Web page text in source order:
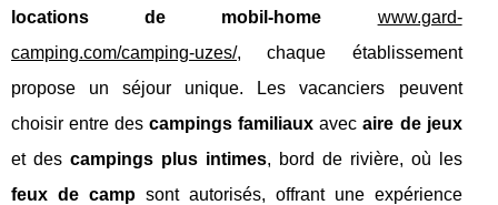
locations de mobil-home www.gard-
camping.com/camping-uzes/, chaque établissement
propose un séjour unique. Les vacanciers peuvent
choisir entre descampings familiaux avecaire de jeux
et des campings plus intimes, bord de rivière, où les
feux de campsont autorisés, offrant une expérience